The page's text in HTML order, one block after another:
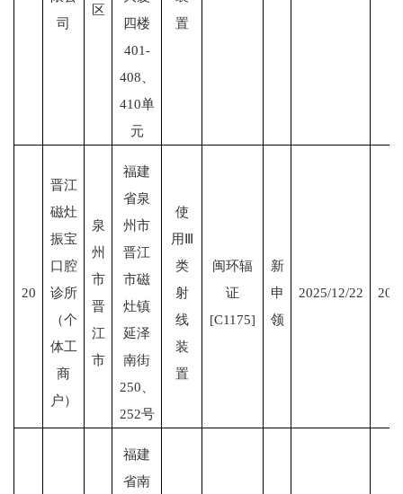
司
区
四楼
401-
408、
410单
元
置
20
晋江
磁灶
振宝
口腔
诊所
（个
体工
商
户）
泉
州
市
晋
江
市
福建
省泉
州市
晋江
市磁
灶镇
延泽
南街
250、
252号
使
用Ⅲ
类
射
线
装
置
闽环辐
证
[C1175]
新
申
领
2025/12/22
福建
省南